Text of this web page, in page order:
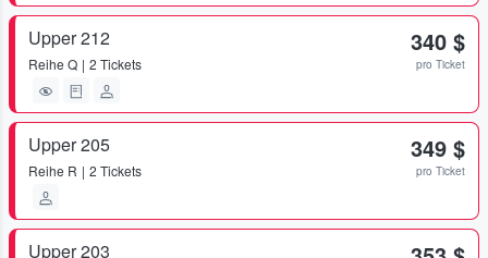
Upper 212
Reihe Q 2 Tickets
340 $
pro Ticket
Upper 205
Reihe R 2 Tickets
349 $
pro Ticket
Upper 203